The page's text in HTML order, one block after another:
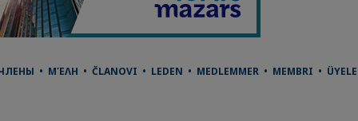
• ΜΈΛΗ • ČLANOVI • LEDEN • MEDLEMMER • MEMBRI •